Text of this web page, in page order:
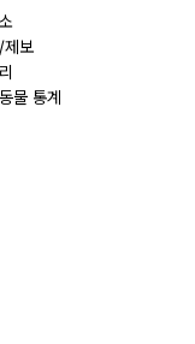
제보
물 통계